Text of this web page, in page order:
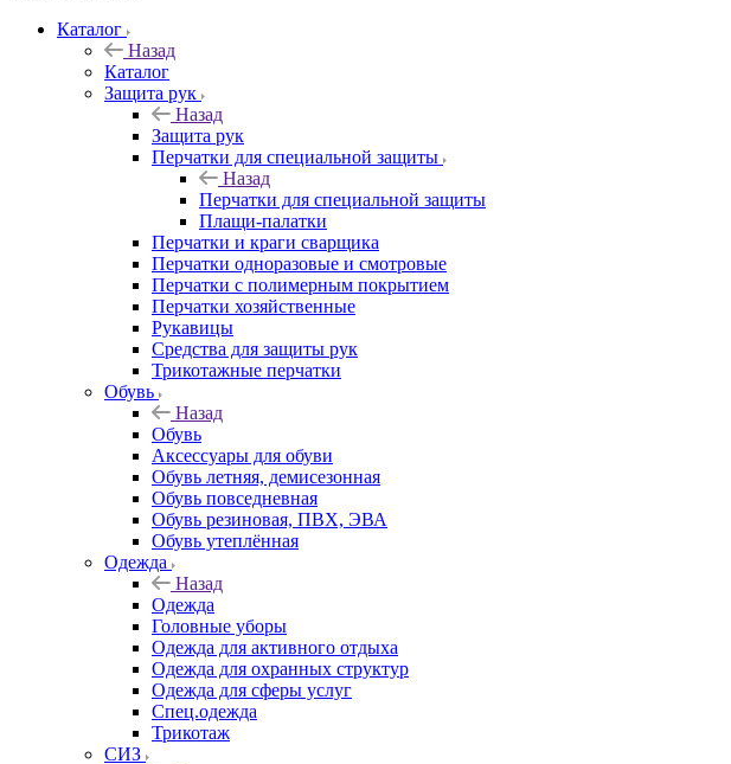
Каталог
Назад
Каталог
Защита рук
Назад
Защита рук
Перчатки для специальной защиты
Назад
Перчатки для специальной защиты
Плащи-палатки
Перчатки и краги сварщика
Перчатки одноразовые и смотровые
Перчатки с полимерным покрытием
Перчатки хозяйственные
Рукавицы
Средства для защиты рук
Трикотажные перчатки
Обувь
Назад
Обувь
Аксессуары для обуви
Обувь летняя, демисезонная
Обувь повседневная
Обувь резиновая, ПВХ, ЭВА
Обувь утеплённая
Одежда
Назад
Одежда
Головные уборы
Одежда для активного отдыха
Одежда для охранных структур
Одежда для сферы услуг
Спец.одежда
Трикотаж
СИЗ